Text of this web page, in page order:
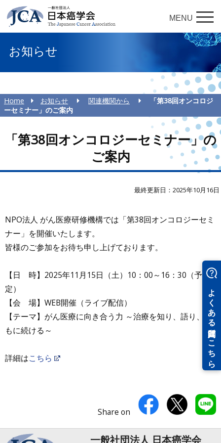
MENU
お知らせ
Home お知らせ 関連機関から
「第38回オンコロジ
ーセミナー」のご案内
「第38回オンコロジーセミナー」の
ご案内
最終更新日：2025年10月16日
NPO法人 がん医療研修機構では「第38回オンコロジーセミ
ナー」を開催いたします。
皆様のご参加をお待ち申し上げております。
【日 時】2025年11月15日（土）10：00～16：30（予
定）
【会 場】WEB開催（ライブ配信）
【テーマ】がん医療に向き合う力 ～治療を知り、語り、と
もに続ける～
詳細はこちら
Share on
一般社団法人 日本癌学会